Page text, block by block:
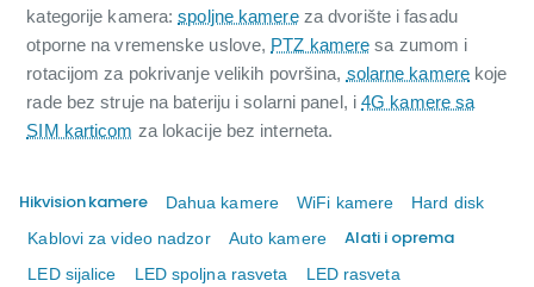
kategorije kamera:spoljne kamereza dvorište i fasadu
otporne na vremenske uslove, PTZ kamere sa zumom i
rotacijom za pokrivanje velikih površina, solarne kamere koje
rade bez struje na bateriju i solarni panel, i4G kamere sa
SIM karticom za lokacije bez interneta.
Hikvision kamere Dahua kamere WiFi kamere
Hard disk
Kablovi za video nadzor
Auto kamere Alati i oprema
LED sijalice LED spoljna rasveta
LED rasveta